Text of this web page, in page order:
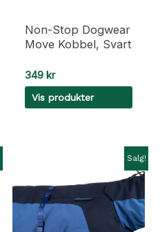
Non-Stop Dogwear
Move Kobbel, Svart
349 kr
Vis produkter
Salg!